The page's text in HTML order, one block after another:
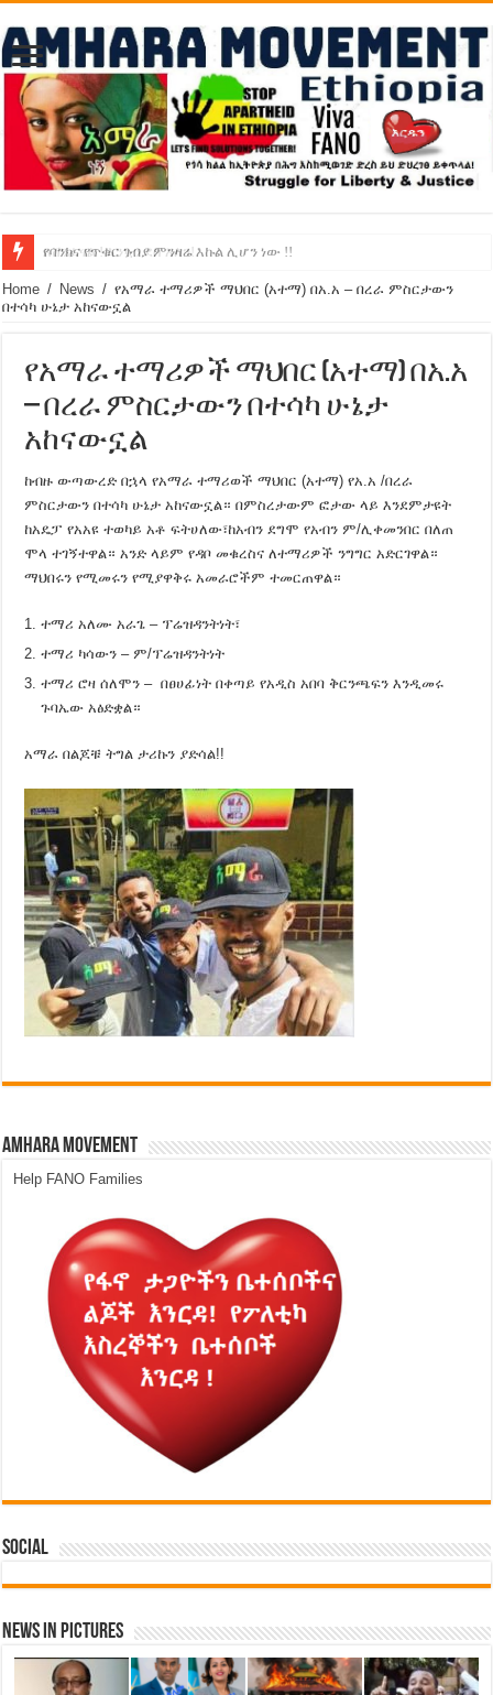
የባንክና የጥቁር ገብያ ምንዛሬ እኩል ሊሆን ነው !!
አሸንፈናል ! እንኳን ደስ አለን!
Home / News / የአማራ ተማሪዎች ማህበር (አተማ) በአ.አ – በረራ ምስርታውን
በተሳካ ሁኔታ አከናውኗል
የአማራ ተማሪዎች ማህበር (አተማ) በአ.አ
– በረራ ምስርታውን በተሳካ ሁኔታ
አከናውኗል
ከብዙ ውጣውረድ በኋላ የአማራ ተማሪወች ማህበር (አተማ) የአ.አ /በረራ
ምስርታውን በተሳካ ሁኔታ አከናውኗል። በምስረታውም ፎታው ላይ እንደምታዩት
ከአዴፓ የአአዩ ተወካይ አቶ ፍትሀለው፣ከአብን ደግሞ የአብን ም/ሊቀመንበር በለጠ
ሞላ ተገኝተዋል። አንድ ላይም የዳቦ መቁረስና ለተማሪዎች ንግግር አድርገዋል።
ማህበሩን የሚመሩን የሚያዋቅሩ አመራሮችም ተመርጠዋል።
ተማሪ አለሙ አራጌ – ፕሬዝዳንትነት፣
ተማሪ ካሳውን – ም/ፕሬዝዳንትነት
ተማሪ ሮዛ ሰለሞን – በፀሀፊነት በቀጣይ የአዲስ አበባ ቅርንጫፍን እንዲመሩ
ጉባኤው አፅድቋል።
አማራ በልጆቹ ትግል ታሪኩን ያድሳል!!
Amhara Movement
Help FANO Families
Social
News in Pictures